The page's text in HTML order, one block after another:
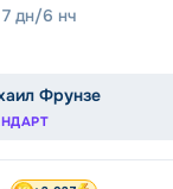
7 дн/6 нч
Фрунзе